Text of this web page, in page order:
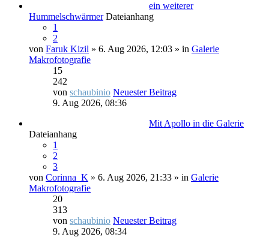
ein weiterer
Hummelschwärmer Dateianhang
1
2
von Faruk Kizil » 6. Aug 2026, 12:03 » in Galerie
Makrofotografie
15
242
von schaubinio Neuester Beitrag
9. Aug 2026, 08:36
Mit Apollo in die Galerie
Dateianhang
1
2
3
von Corinna_K » 6. Aug 2026, 21:33 » in Galerie
Makrofotografie
20
313
von schaubinio Neuester Beitrag
9. Aug 2026, 08:34